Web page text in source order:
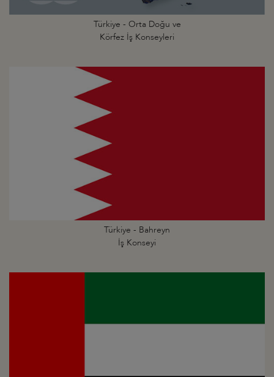
Türkiye - Orta Doğu ve
Körfez İş Konseyleri
Türkiye - Bahreyn
İş Konseyi